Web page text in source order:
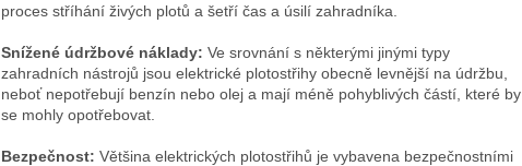
proces stříhání živých plotů a šetří čas a úsilí zahradníka.
Snížené údržbové náklady: Ve srovnání s některými jinými typy
zahradních nástrojů jsou elektrické plotostřihy obecně levnější na údržbu,
neboť nepotřebují benzín nebo olej a mají méně pohyblivých částí, které by
se mohly opotřebovat.
Bezpečnost: Většina elektrických plotostřihů je vybavena bezpečnostními